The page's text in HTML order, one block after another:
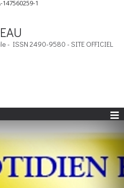
147560259-1
- ISSN 2490-9580 - SITE OFFICIEL